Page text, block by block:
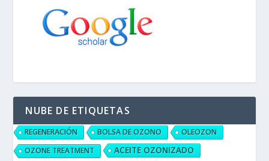
NUBE DE ETIQUETAS
REGENERACIÓN BOLSA DE OZONO
OLEOZON
OZONE TREATMENT
ACEITE OZONIZADO